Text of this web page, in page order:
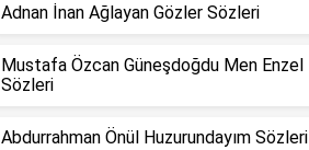
Adnan İnan Ağlayan Gözler Sözleri
Mustafa Özcan Güneşdoğdu Men Enzel
Sözleri
Abdurrahman Önül Huzurundayım Sözleri